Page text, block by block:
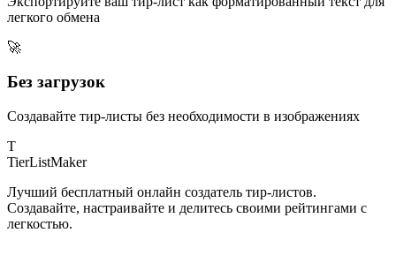
легкого обмена
🚀
Без загрузок
Создавайте тир-листы без необходимости в изображениях
T
TierListMaker
Лучший бесплатный онлайн создатель тир-листов.
Создавайте, настраивайте и делитесь своими рейтингами с
легкостью.